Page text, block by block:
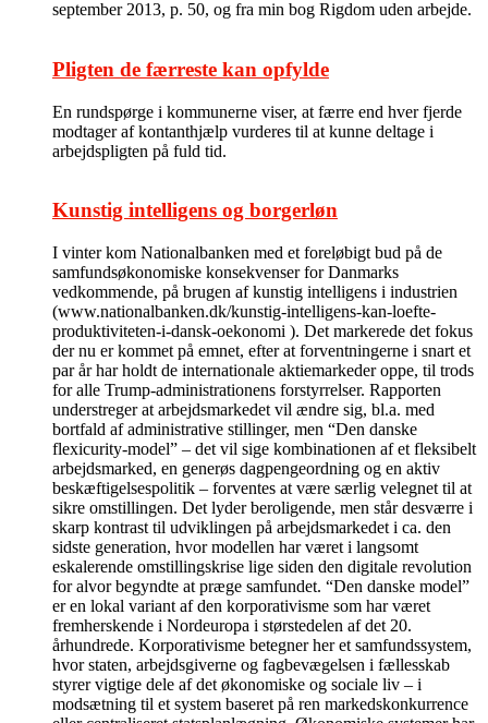
september 2013, p. 50, og fra min bog Rigdom uden arbejde.
Pligten de færreste kan opfylde
En rundspørge i kommunerne viser, at færre end hver fjerde
modtager af kontanthjælp vurderes til at kunne deltage i
arbejdspligten på fuld tid.
Kunstig intelligens og borgerløn
I vinter kom Nationalbanken med et foreløbigt bud på de
samfundsøkonomiske konsekvenser for Danmarks
vedkommende, på brugen af kunstig intelligens i industrien
(www.nationalbanken.dk/kunstig-intelligens-kan-loefte-
produktiviteten-i-dansk-oekonomi ). Det markerede det fokus
der nu er kommet på emnet, efter at forventningerne i snart et
par år har holdt de internationale aktiemarkeder oppe, til trods
for alle Trump-administrationens forstyrrelser. Rapporten
understreger at arbejdsmarkedet vil ændre sig, bl.a. med
bortfald af administrative stillinger, men “Den danske
flexicurity-model” – det vil sige kombinationen af et fleksibelt
arbejdsmarked, en generøs dagpengeordning og en aktiv
beskæftigelsespolitik – forventes at være særlig velegnet til at
sikre omstillingen. Det lyder beroligende, men står desværre i
skarp kontrast til udviklingen på arbejdsmarkedet i ca. den
sidste generation, hvor modellen har været i langsomt
eskalerende omstillingskrise lige siden den digitale revolution
for alvor begyndte at præge samfundet. “Den danske model”
er en lokal variant af den korporativisme som har været
fremherskende i Nordeuropa i størstedelen af det 20.
århundrede. Korporativisme betegner her et samfundssystem,
hvor staten, arbejdsgiverne og fagbevægelsen i fællesskab
styrer vigtige dele af det økonomiske og sociale liv – i
modsætning til et system baseret på ren markedskonkurrence